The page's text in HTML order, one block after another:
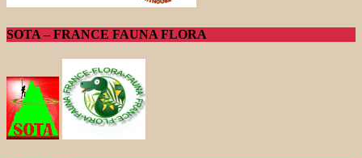
SOTA – FRANCE FAUNA FLORA